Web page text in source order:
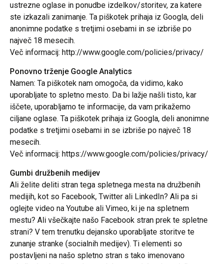
ustrezne oglase in ponudbe izdelkov/storitev, za katere
ste izkazali zanimanje. Ta piškotek prihaja iz Googla, deli
anonimne podatke s tretjimi osebami in se izbriše po
največ 18 mesecih.
Več informacij: http://www.google.com/policies/privacy/
Ponovno trženje Google Analytics
Namen: Ta piškotek nam omogoča, da vidimo, kako
uporabljate to spletno mesto. Da bi lažje našli tisto, kar
iščete, uporabljamo te informacije, da vam prikažemo
ciljane oglase. Ta piškotek prihaja iz Googla, deli anonimne
podatke s tretjimi osebami in se izbriše po največ 18
mesecih.
Več informacij: https://www.google.com/policies/privacy/
Gumbi družbenih medijev
Ali želite deliti stran tega spletnega mesta na družbenih
medijih, kot so Facebook, Twitter ali LinkedIn? Ali pa si
oglejte video na Youtube ali Vimeo, ki je na spletnem
mestu? Ali všečkajte našo Facebook stran prek te spletne
strani? V tem trenutku dejansko uporabljate storitve te
zunanje stranke (socialnih medijev). Ti elementi so
postavljeni na našo spletno stran s tako imenovano